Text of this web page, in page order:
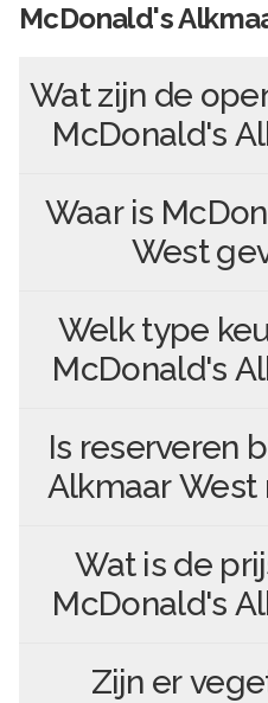
McDonald's
Wat zijn de
McDonald's
Waar is
West
Welk type
McDonald's
Is reserveren
Alkmaar West
Wat is de
McDonald's
Zijn er